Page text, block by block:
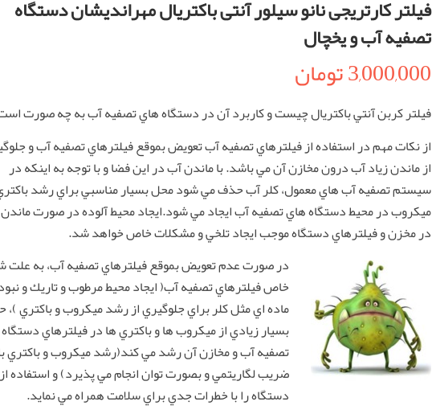
فیلتر کارتریجی نانو سیلور آنتی باکتریال مهراندیشان دستگاه
تصفیه آب و یخچال
3,000,000تومان
فيلتر كربن آنتي باكتريال چيست و كاربرد آن در دستگاه هاي تصفيه آب به چه صورت
از نكات مهم در استفاده از فيلترهاي تصفيه آب تعويض بموقع فيلترهاي تصفيه آب و
از ماندن زياد آب درون مخازن آن مي باشد. با ماندن آب در اين فضا و با توجه به اينكه در
سيستم تصفيه آب هاي معمول، كلر آب حذف مي شود محل بسيار مناسبي براي رشد
ميكروب در محيط دستگاه هاي تصفيه آب ايجاد مي شود.ايجاد محيط آلوده در صورت
در مخزن و فيلترهاي دستگاه موجب ايجاد تلخي و مشكلات خاص خواهد شد.
در صورت عدم تعويض بموقع فيلترهاي تصفيه آب، به
خاص فيلترهاي تصفيه آب( ايجاد محيط مرطوب و تاريك و
ماده اي مثل كلر براي جلوگيري از رشد ميكروب و باكتري
بسيار زيادي از ميكروب ها و باكتري ها در فيلترهاي
تصفيه آب و مخازن آن رشد مي كند(رشد ميكروب و باكتري
ضريب لگاريتمي و بصورت توان انجام مي پذيرد) و استفاده
دستگاه را با خطرات جدي براي سلامت همراه مي نمايد.